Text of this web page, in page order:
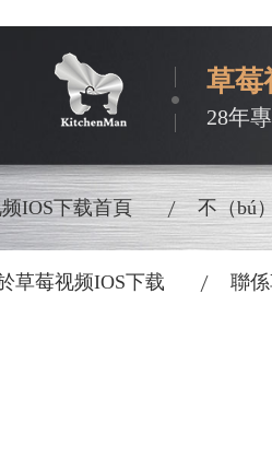
草莓
28年
IOS下载首頁 不（bú
草莓视频IOS下载 聯